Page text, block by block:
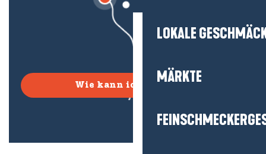
LOKALE
MÄRKTE
Wie kann ich kommen?